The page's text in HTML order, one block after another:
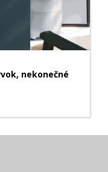
nekonečné